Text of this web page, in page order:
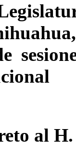
al